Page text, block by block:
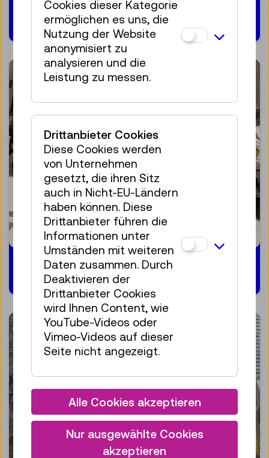
20.12.2024
08.11.2024
Cookies dieser Kategorie
ermöglichen es uns, die
Nutzung der Website
anonymisiert zu
analysieren und die
Leistung zu messen.
Drittanbieter Cookies
Diese Cookies werden
von Unternehmen
gesetzt, die ihren Sitz
auch in Nicht-EU-Ländern
haben können. Diese
Drittanbieter führen die
Informationen unter
Umständen mit weiteren
Daten zusammen. Durch
Deaktivieren der
Drittanbieter Cookies
wird Ihnen Content, wie
YouTube-Videos oder
Vimeo-Videos auf dieser
Seite nicht angezeigt.
Alle Cookies akzeptieren
Nur ausgewählte Cookies
akzeptieren